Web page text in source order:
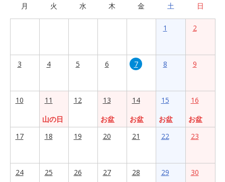
月 火 水 木 金 土 日
1 2
3 4 5 6 7 8 9
10
11
山の日
12
13
お盆
14
お盆
15
お盆
16
お盆
17
18 19 20 21 22 23
24 25 26 27 28 29 30